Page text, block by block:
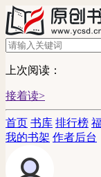
上次阅读：
接着读>
首页 书库 排行榜
我的书架 作者后台